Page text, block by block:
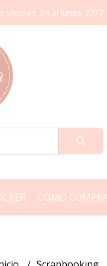
viernes 24 al lunes 27/7
COMO